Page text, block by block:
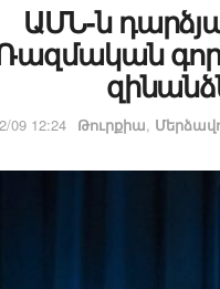
ԱՄՆ-ն
09 12:24 Թուրքիա,